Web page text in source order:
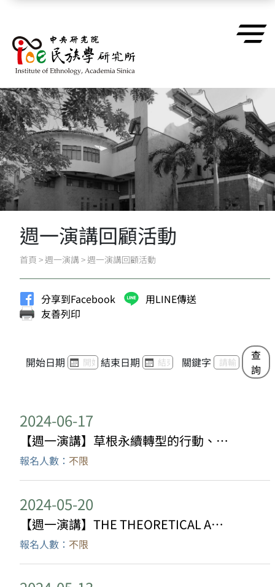
週一演講回顧活動
首頁 >週一演講>週一演講回顧活動
分享到Facebook
用LINE傳送
友善列印
開始日期 結束日期 關鍵字
查
詢
2024-06-17
【週一演講】草根永續轉型的行動、倡議與動能：以南台灣維修運動為例
報名人數： 不限
2024-05-20
【週一演講】THE THEORETICAL ACCOMPANIMENTS TO AN ETHNOGRAPHER’S CAREER: Toward an anthropology for the 21st century?
報名人數： 不限